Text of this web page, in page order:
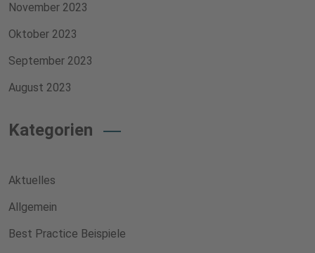
November 2023
Oktober 2023
September 2023
August 2023
Kategorien
Aktuelles
Allgemein
Best Practice Beispiele